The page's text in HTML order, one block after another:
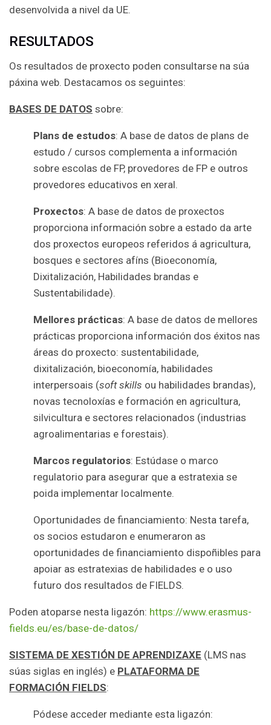
desenvolvida a nivel da UE.
RESULTADOS
Os resultados de proxecto poden consultarse na súa
páxina web. Destacamos os seguintes:
BASES DE DATOS sobre:
Plans de estudos: A base de datos de plans de
estudo / cursos complementa a información
sobre escolas de FP, provedores de FP e outros
provedores educativos en xeral.
Proxectos: A base de datos de proxectos
proporciona información sobre a estado da arte
dos proxectos europeos referidos á agricultura,
bosques e sectores afíns (Bioeconomía,
Dixitalización, Habilidades brandas e
Sustentabilidade).
Mellores prácticas: A base de datos de mellores
prácticas proporciona información dos éxitos nas
áreas do proxecto: sustentabilidade,
dixitalización, bioeconomía, habilidades
interpersoais (soft skills ou habilidades brandas),
novas tecnoloxías e formación en agricultura,
silvicultura e sectores relacionados (industrias
agroalimentarias e forestais).
Marcos regulatorios: Estúdase o marco
regulatorio para asegurar que a estratexia se
poida implementar localmente.
Oportunidades de financiamiento: Nesta tarefa,
os socios estudaron e enumeraron as
oportunidades de financiamiento dispoñibles para
apoiar as estratexias de habilidades e o uso
futuro dos resultados de FIELDS.
Poden atoparse nesta ligazón: https://www.erasmus-
fields.eu/es/base-de-datos/
SISTEMA DE XESTIÓN DE APRENDIZAXE (LMS nas
súas siglas en inglés) e PLATAFORMA DE
FORMACIÓN FIELDS:
Pódese acceder mediante esta ligazón: